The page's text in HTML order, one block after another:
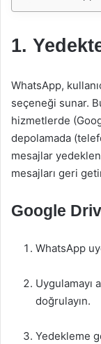
1.
WhatsApp,
seçeneği sunar.
hizmetlerde
depolamada
mesajlar
mesajları geri
Google
WhatsApp
Uygulamayı
doğrulayın.
Yedekleme